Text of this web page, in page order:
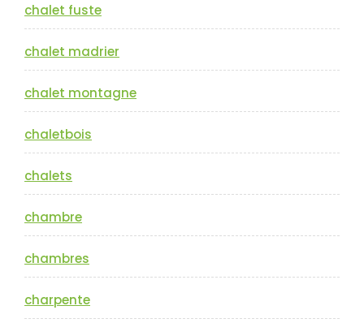
chalet fuste
chalet madrier
chalet montagne
chaletbois
chalets
chambre
chambres
charpente